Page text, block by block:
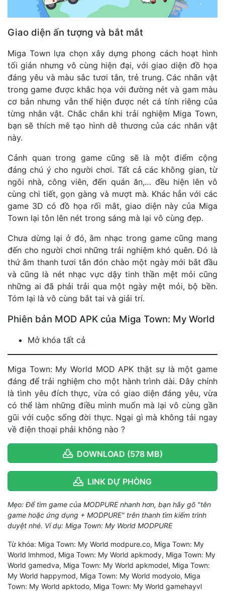
Giao diện ấn tượng và bắt mắt
Miga Town lựa chọn xây dựng phong cách hoạt hình
tối giản nhưng vô cùng hiện đại, với giao diện đồ họa
đáng yêu và màu sắc tươi tắn, trẻ trung. Các nhân vật
trong game được khắc họa với đường nét và gam màu
cơ bản nhưng vẫn thể hiện được nét cá tính riêng của
từng nhân vật. Chắc chắn khi trải nghiệm Miga Town,
bạn sẽ thích mê tạo hình dễ thương của các nhân vật
này.
Cảnh quan trong game cũng sẽ là một điểm cộng
đáng chú ý cho người chơi. Tất cả các không gian, từ
ngôi nhà, công viên, đến quán ăn,… đều hiện lên vô
cùng chi tiết, gọn gàng và mượt mà. Khác hẳn với các
game 3D có đồ họa rối mắt, giao diện này của Miga
Town lại tôn lên nét trong sáng mà lại vô cùng đẹp.
Chưa dừng lại ở đó, âm nhạc trong game cũng mang
đến cho người chơi những trải nghiệm khó quên. Đó là
thứ âm thanh tươi tắn đón chào một ngày mới bắt đầu
và cũng là nét nhạc vực dậy tinh thần mệt mỏi cũng
những ai đã phải trải qua một ngày mệt mỏi, bộ bền.
Tóm lại là vô cùng bắt tai và giải trí.
Phiên bản MOD APK của Miga Town: My World
Mở khóa tất cả
Miga Town: My World MOD APK thật sự là một game
đáng để trải nghiệm cho một hành trình dài. Đây chính
là tình yêu đích thực, vừa có giao diện đáng yêu, vừa
có thể làm những điều mình muốn mà lại vô cùng gần
gũi với cuộc sống đời thực. Ngại gì mà không tải ngay
về điện thoại phải không nào ?
DOWNLOAD (578 MB)
LINK DỰ PHÒNG
Mẹo: Để tìm game của MODPURE nhanh hơn, bạn hãy gõ "tên
game hoặc ứng dụng + MODPURE" trên thanh tìm kiếm trình
duyệt nhé. Ví dụ: Miga Town: My World MODPURE
Từ khóa: Miga Town: My World modpure.co, Miga Town: My
World lmhmod, Miga Town: My World apkmody, Miga Town: My
World gamedva, Miga Town: My World apkmodel, Miga Town:
My World happymod, Miga Town: My World modyolo, Miga
Town: My World apktodo, Miga Town: My World gamehayvl